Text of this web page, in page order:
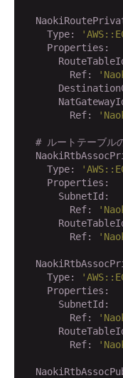
    Type:
    Properties:
        Ref:
        Ref:
# ルートテーブル
    Type:
    Properties:
      SubnetId:
        Ref:
        Ref:
    Type:
    Properties:
      SubnetId:
        Ref:
        Ref: